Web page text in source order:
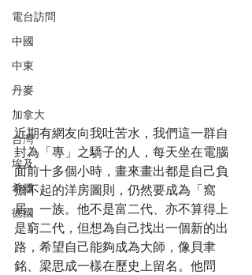
電台訪問
中國
中東
丹麥
加拿大
台灣
埃及
希臘
德國
近期有網友向我吐苦水，我們這一群自
封為「專」之驕子的人，每天坐在電腦
面前十多個小時，畫來畫出都是自己負
擔不起的洋房圖則，仍然要成為「窩
居」一族。他不是富二代、亦不算得上
是窮二代，但想為自己找出一個新的出
路，希望自己能夠成為大師，像貝聿
銘、梁思成一樣在歷史上留名。他問